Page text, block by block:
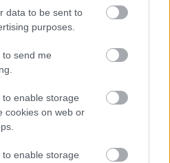
data to be sent to
purposes.
to send me
enable storage
cookies on web or
enable storage
és Rachel McAdams
meg az 1940-es
idősíkban zajlik. A jelenkori